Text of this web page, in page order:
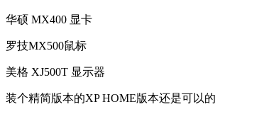
华硕 MX400 显卡
罗技MX500鼠标
美格 XJ500T 显示器
装个精简版本的XP HOME版本还是可以的